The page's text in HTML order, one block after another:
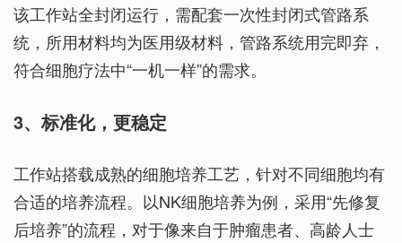
该工作站全封闭运行，需配套一次性封闭式管路系
统，所用材料均为医用级材料，管路系统用完即弃，
符合细胞疗法中“一机一样”的需求。
3、标准化，更稳定
工作站搭载成熟的细胞培养工艺，针对不同细胞均有
合适的培养流程。以NK细胞培养为例，采用“先修复
后培养”的流程，对于像来自于肿瘤患者、高龄人士